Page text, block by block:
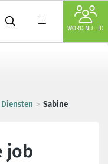
WORD NU LID
Sabine
job